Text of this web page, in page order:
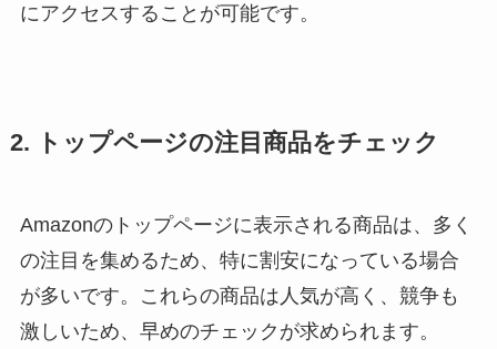
にアクセスすることが可能です。
2. トップページの注目商品をチェック
Amazonのトップページに表示される商品は、多く
の注目を集めるため、特に割安になっている場合
が多いです。これらの商品は人気が高く、競争も
激しいため、早めのチェックが求められます。